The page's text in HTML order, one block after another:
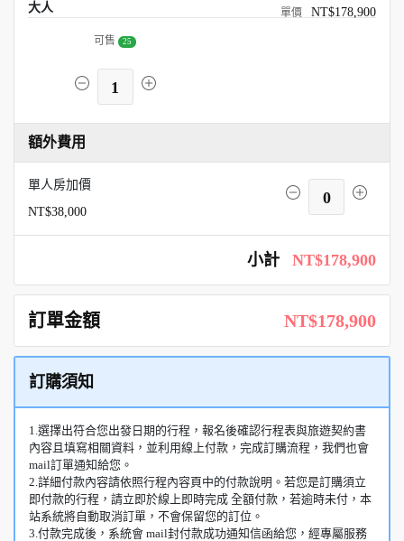
大人 NT$178,900
可售 25
1
額外費用
單人房加價
NT$38,000
0
小計 NT$178,900
訂單金額 NT$178,900
訂購須知
1.選擇出符合您出發日期的行程，報名後確認行程表與旅遊契約書
內容且填寫相關資料，並利用線上付款，完成訂購流程，我們也會
mail訂單通知給您。
2.詳細付款內容請依照行程內容頁中的付款說明。若您是訂購須立
即付款的行程，請立即於線上即時完成 全額付款，若逾時未付，本
站系統將自動取消訂單，不會保留您的訂位。
3.付款完成後，系統會 mail封付款成功通知信函給您，經專屬服務